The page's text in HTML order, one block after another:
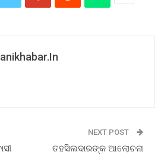
NEXT POST
ତହସିଲଦାରଙ୍କ ଆଲୋଚନା